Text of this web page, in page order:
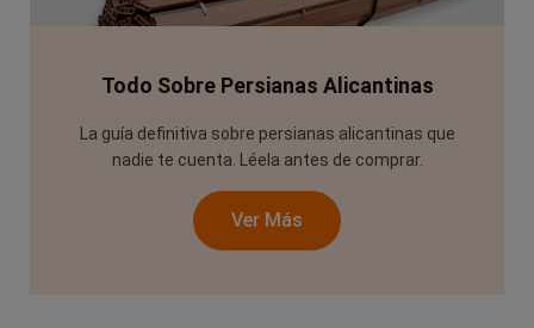
Todo Sobre Persianas Alicantinas
La guía definitiva sobre persianas alicantinas que
nadie te cuenta. Léela antes de comprar.
Ver Más